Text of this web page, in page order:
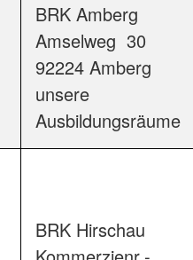
BRK Amberg
Amselweg  30
92224 Amberg
unsere
BRK Hirschau